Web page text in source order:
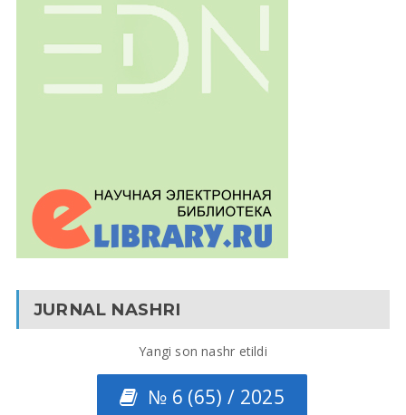
JURNAL NASHRI
Yangi son nashr etildi
№ 6 (65) / 2025